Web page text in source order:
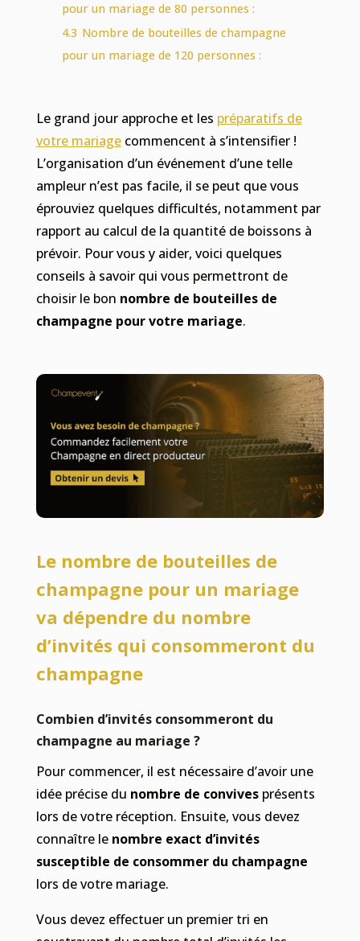
pour un mariage de 80 personnes :
4.3 Nombre de bouteilles de champagne
pour un mariage de 120 personnes :
Le grand jour approche et les préparatifs de
votre mariagecommencent à s’intensifier !
L’organisation d’un événement d’une telle
ampleur n’est pas facile, il se peut que vous
éprouviez quelques difficultés, notamment par
rapport au calcul de la quantité de boissons à
prévoir. Pour vous y aider, voici quelques
conseils à savoir qui vous permettront de
choisir le bon nombre de bouteilles de
champagne pour votre mariage.
Le nombre de bouteilles de
champagne pour un mariage
va dépendre du nombre
d’invités qui consommeront du
champagne
Combien d’invités consommeront du
champagne au mariage ?
Pour commencer, il est nécessaire d’avoir une
idée précise du nombre de convivesprésents
lors de votre réception. Ensuite, vous devez
connaître le nombre exact d’invités
susceptible de consommer du champagne
lors de votre mariage.
Vous devez effectuer un premier tri en